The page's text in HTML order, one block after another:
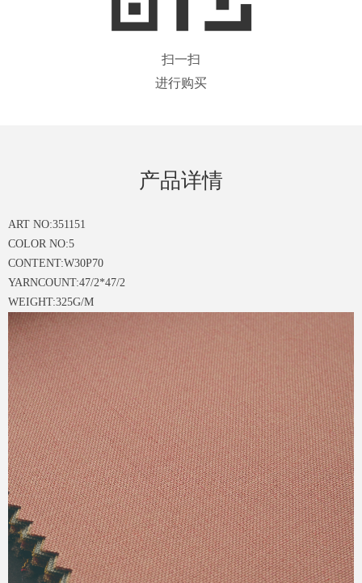
ART NO:351151
COLOR NO:5
CONTENT:W30P70
YARNCOUNT:47/2*47/2
WEIGHT:325G/M
产品详情
扫一扫
进行购买